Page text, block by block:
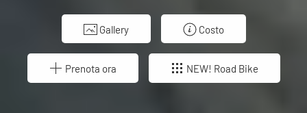
Gallery Costo
Prenota ora NEW! Road Bike